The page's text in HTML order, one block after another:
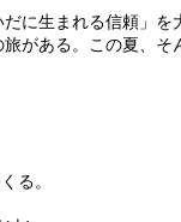
に生まれる信頼」
がある。この夏、そ
る。